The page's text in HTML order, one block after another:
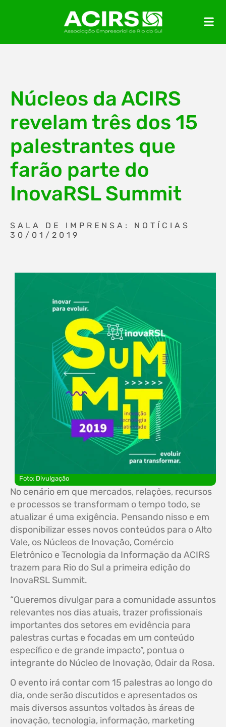
Núcleos da ACIRS
revelam três dos 15
palestrantes que
farão parte do
InovaRSL Summit
SALA DE IMPRENSA: NOTÍCIAS
30/01/2019
Foto: Divulgação
No cenário em que mercados, relações, recursos
e processos se transformam o tempo todo, se
atualizar é uma exigência. Pensando nisso e em
disponibilizar esses novos conteúdos para o Alto
Vale, os Núcleos de Inovação, Comércio
Eletrônico e Tecnologia da Informação da ACIRS
trazem para Rio do Sul a primeira edição do
InovaRSL Summit.
“Queremos divulgar para a comunidade assuntos
relevantes nos dias atuais, trazer profissionais
importantes dos setores em evidência para
palestras curtas e focadas em um conteúdo
específico e de grande impacto”, pontua o
integrante do Núcleo de Inovação, Odair da Rosa.
O evento irá contar com 15 palestras ao longo do
dia, onde serão discutidos e apresentados os
mais diversos assuntos voltados às áreas de
inovação, tecnologia, informação, marketing